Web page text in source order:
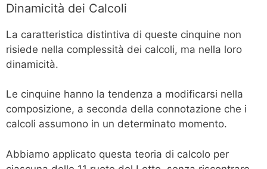
Dinamicità dei Calcoli
La caratteristica distintiva di queste cinquine non
risiede nella complessità dei calcoli, ma nella loro
dinamicità.
Le cinquine hanno la tendenza a modificarsi nella
composizione, a seconda della connotazione che i
calcoli assumono in un determinato momento.
Abbiamo applicato questa teoria di calcolo per